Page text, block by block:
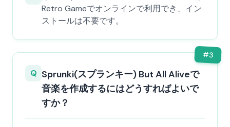
Retro Gameでオンラインで利用でき、イン
ストールは不要です。
#3
Q Sprunki(スプランキー) But All Aliveで
音楽を作成するにはどうすればよいで
すか？